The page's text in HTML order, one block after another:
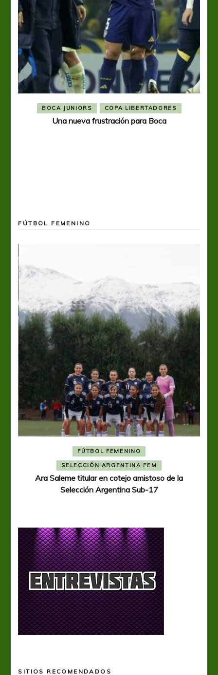
BOCA JUNIORS COPA LIBERTADORES
Una nueva frustración para Boca
FÚTBOL FEMENINO
FÚTBOL FEMENINO
SELECCIÓN ARGENTINA FEM
Ara Saleme titular en cotejo amistoso de la
Selección Argentina Sub-17
SITIOS RECOMENDADOS